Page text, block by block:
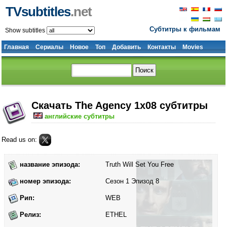
Субтитры к фильмам
TVsubtitles.net
Главная Сериалы Новое Топ Добавить Контакты Movies
Show subtitles
Скачать The Agency 1x08 субтитры
английские субтитры
Read us on:
название эпизода: Truth Will Set You Free
номер эпизода: Сезон 1 Эпизод 8
Рип: WEB
Релиз:
ETHEL